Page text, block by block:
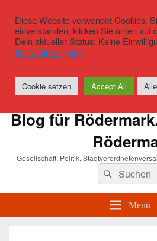
Blog für
Gesellschaft, Politik,
Suchen
nach:
Suchen
Menü
Diese Website verwendet Cookies.
einverstanden, klicken Sie unten auf
Dein aktueller Status: Keine
deine Einwilligung
Cookie setzen Accept All